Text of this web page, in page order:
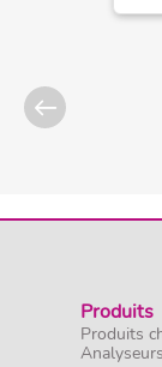
Produits
Produits